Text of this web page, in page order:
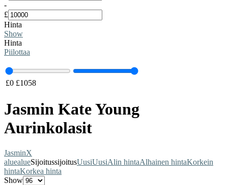
-
£
Hinta
Show
Hinta
Piilottaa
£0 £1058
Jasmin Kate Young
Aurinkolasit
JasminX
aluealueSijoitussijoitusUusiUusiAlin hintaAlhainen hintaKorkein
hintaKorkea hinta
Show